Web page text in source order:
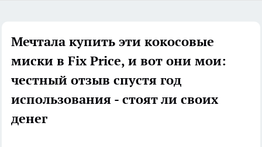
Мечтала купить эти кокосовые
миски в Fix Price, и вот они мои:
честный отзыв спустя год
использования - стоят ли своих
денег